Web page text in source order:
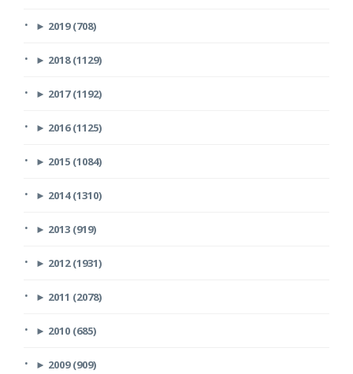
► 2019 (708)
► 2018 (1129)
► 2017 (1192)
► 2016 (1125)
► 2015 (1084)
► 2014 (1310)
► 2013 (919)
► 2012 (1931)
► 2011 (2078)
► 2010 (685)
► 2009 (909)